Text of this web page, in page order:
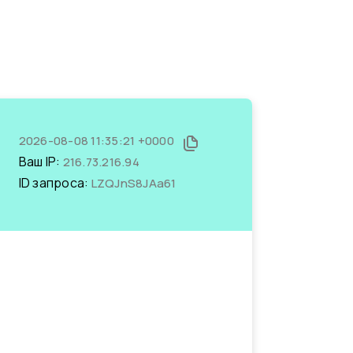
2026-08-08 11:35:21 +0000
Ваш IP: 216.73.216.94
ID запроса: LZQJnS8JAa61